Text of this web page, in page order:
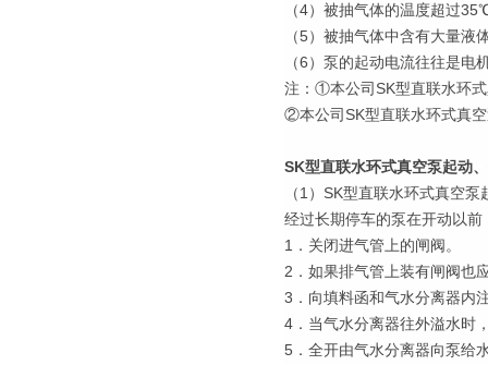
（4）被抽气体的温度超过
（5）被抽气体中含有大量液
（6）泵的起动电流往往是电
注：①本公司SK型直联水环
②本公司SK型直联水环式真
SK型直联水环式真空泵起动
（1）SK型直联水环式真空泵
经过长期停车的泵在开动以
1．关闭进气管上的闸阀。
2．如果排气管上装有闸阀也
3．向填料函和气水分离器内
4．当气水分离器往外溢水时
5．全开由气水分离器向泵给